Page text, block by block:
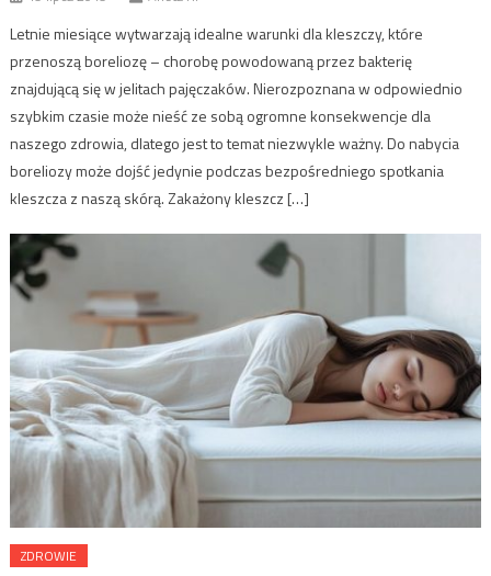
Letnie miesiące wytwarzają idealne warunki dla kleszczy, które
przenoszą boreliozę – chorobę powodowaną przez bakterię
znajdującą się w jelitach pajęczaków. Nierozpoznana w odpowiednio
szybkim czasie może nieść ze sobą ogromne konsekwencje dla
naszego zdrowia, dlatego jest to temat niezwykle ważny. Do nabycia
boreliozy może dojść jedynie podczas bezpośredniego spotkania
kleszcza z naszą skórą. Zakażony kleszcz […]
ZDROWIE